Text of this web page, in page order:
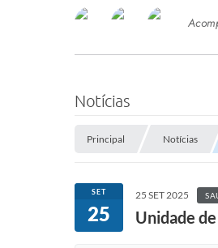
SERVIÇOS
SEMED
Processo de
Concursos e Processos
Notícias
Principal Notícias
SET
25
25 SET 2025
Unidade